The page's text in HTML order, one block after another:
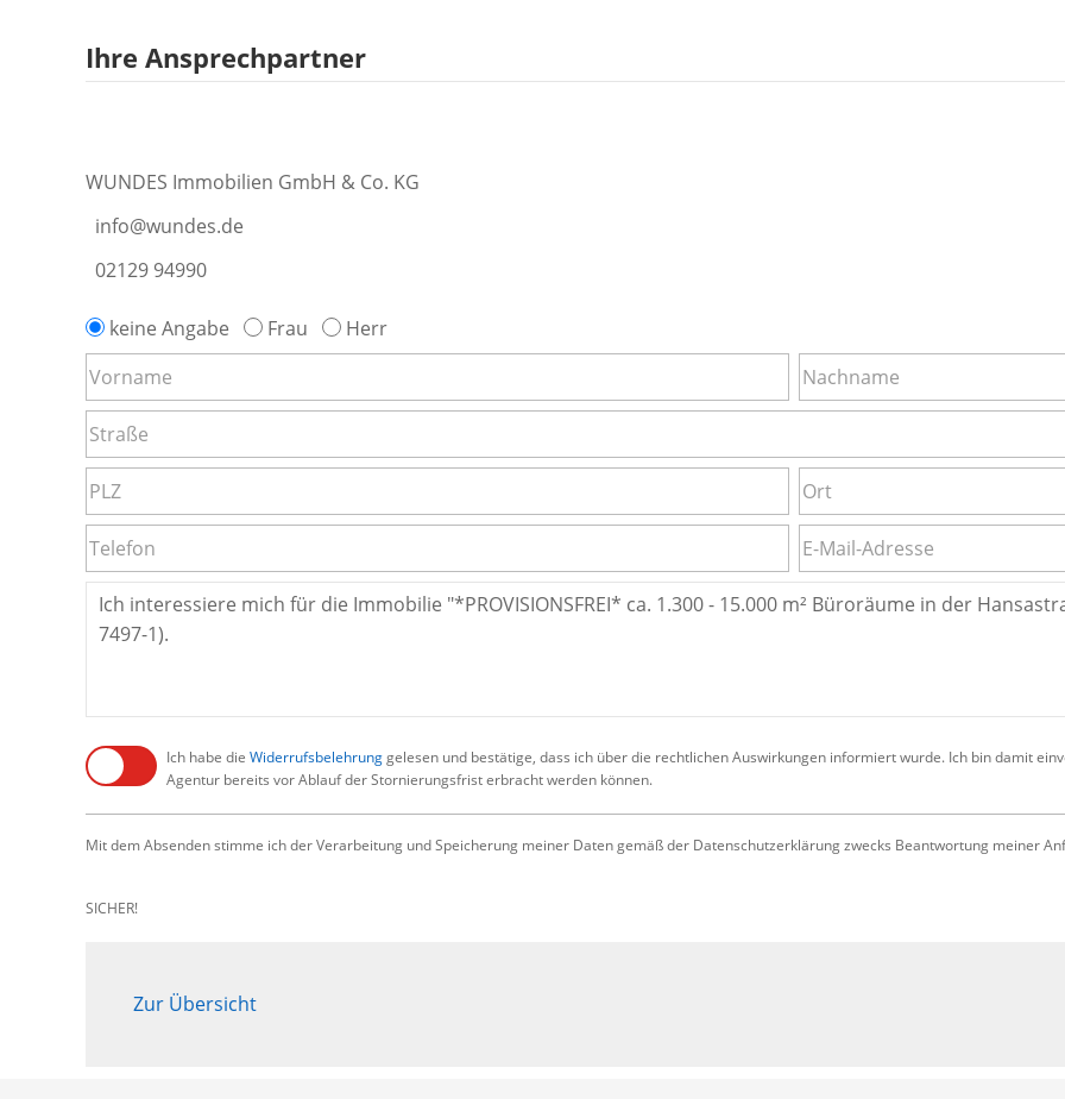
Ihre Ansprechpartner
WUNDES Immobilien GmbH & Co. KG
info@wundes.de
02129 94990
keine Angabe Frau Herr
Ich habe die Widerrufsbelehrunggelesen und bestätige, dass ich über die rechtlichen Auswirkungen informiert wurde. Ich bin damit
Agentur bereits vor Ablauf der Stornierungsfrist erbracht werden können.
Mit dem Absenden stimme ich der Verarbeitung und Speicherung meiner Daten gemäß der Datenschutzerklärung zwecks Beantwortung meiner
SICHER!
Zur Übersicht